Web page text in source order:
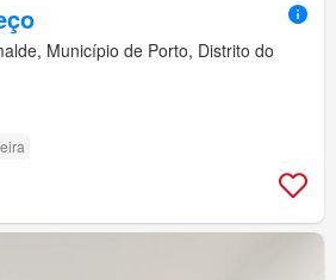
Município de Porto, Distrito do